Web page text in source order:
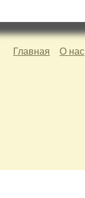
Главная О нас